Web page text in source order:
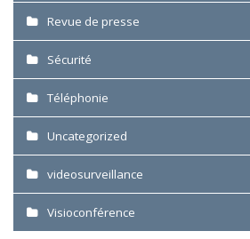
Revue de presse
Sécurité
Téléphonie
Uncategorized
videosurveillance
Visioconférence